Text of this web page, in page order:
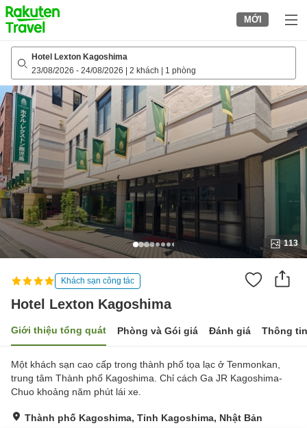
to
top
page
MỚI
Hotel Lexton Kagoshima
23/08/2026 - 24/08/2026 2 khách 1 phòng
113
Khách sạn công tác
Hotel Lexton Kagoshima
Giới thiệu tổng quát Phòng và Gói giá Đánh giá Thông
Một khách sạn cao cấp trong thành phố tọa lạc ở Tenmonkan,
trung tâm Thành phố Kagoshima. Chỉ cách Ga JR Kagoshima-
Chuo khoảng năm phút lái xe.
Thành phố Kagoshima, Tỉnh Kagoshima, Nhật Bản